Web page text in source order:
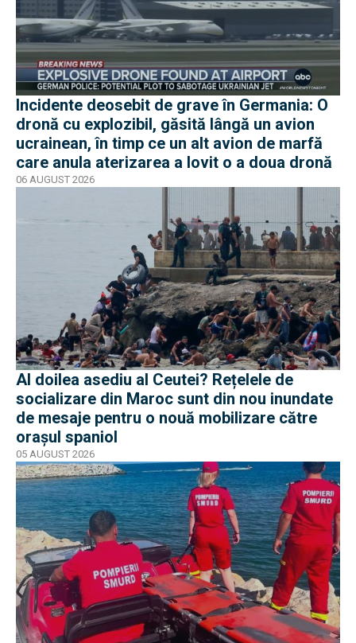
Incidente deosebit de grave în Germania: O
dronă cu explozibil, găsită lângă un avion
ucrainean, în timp ce un alt avion de marfă
care anula aterizarea a lovit o a doua dronă
06 AUGUST 2026
Al doilea asediu al Ceutei? Rețelele de
socializare din Maroc sunt din nou inundate
de mesaje pentru o nouă mobilizare către
orașul spaniol
05 AUGUST 2026